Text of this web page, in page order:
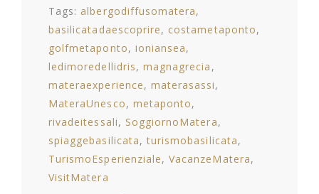
Tags: albergodiffusomatera
basilicatadaescoprire
costametaponto
golfmetaponto
ioniansea
ledimoredellidris
magnagrecia
materaexperience
materasassi
MateraUnesco
metaponto
rivadeitessali
SoggiornoMatera
spiaggebasilicata
turismobasilicata
TurismoEsperienziale
VacanzeMatera
VisitMatera